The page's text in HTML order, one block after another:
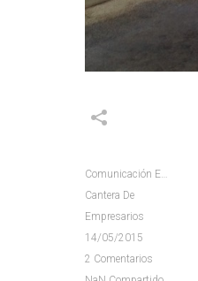
Comunicación E+e
Cantera De
Empresarios
14/05/2015
2 Comentarios